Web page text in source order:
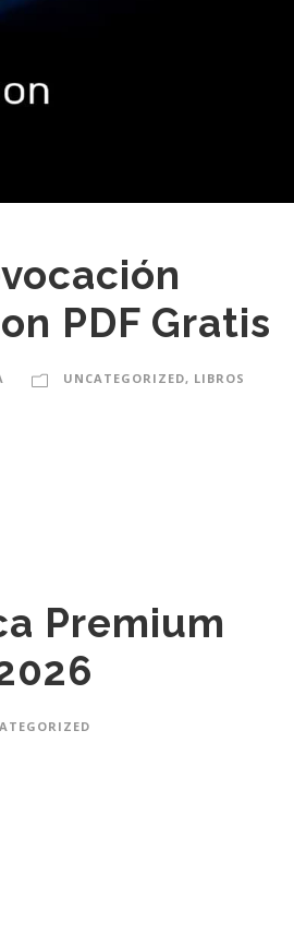
PDF Gratis
UNCATEGORIZED, LIBROS
Premium